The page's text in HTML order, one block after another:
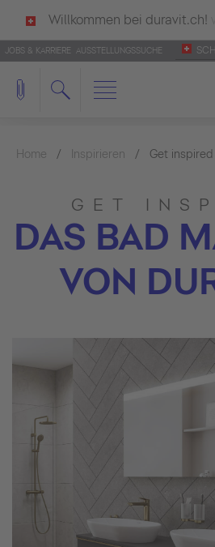
Willkommen bei duravit.ch!
deutsch als Ihre Sprache erkannt.
Français Italiano
JOBS & KARRIERE AUSSTELLUNGSSUCHE
Home Inspirieren Get inspired
GET
DAS BAD
VON